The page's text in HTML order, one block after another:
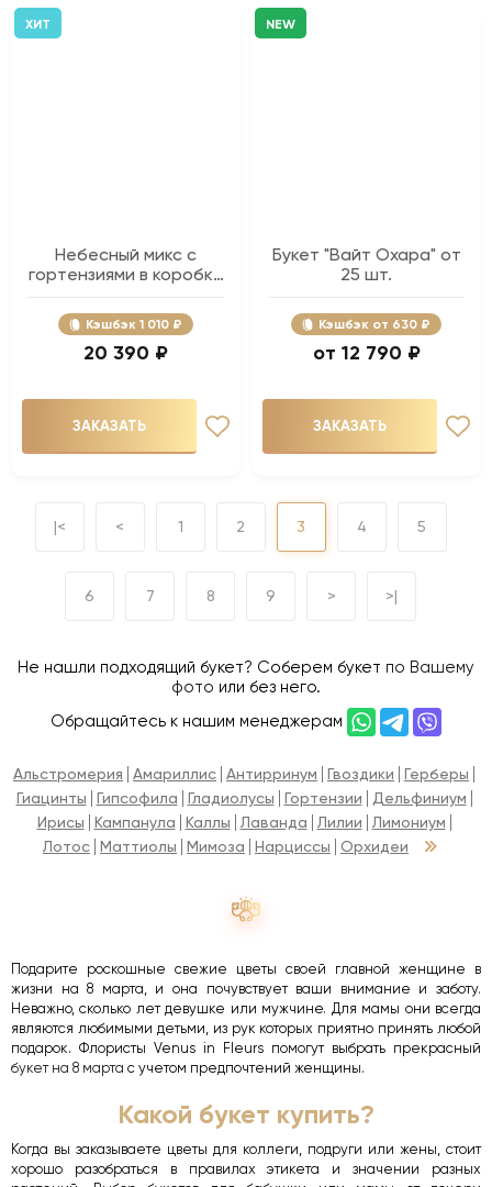
ХИТ
Небесный микс с
гортензиями в коробке
- 51 шт.
Кэшбэк 1 010 ₽
20 390 ₽
ЗАКАЗАТЬ
NEW
Букет "Вайт Охара" от
25 шт.
Кэшбэк 630 ₽
12 790 ₽
ЗАКАЗАТЬ
|< < 1 2 3 4 5
6 7 8 9 > >|
Не нашли подходящий букет? Соберем букет по Вашему
фото или без него.
Обращайтесь к нашим менеджерам
Альстромерия Амариллис Антирринум Гвоздики
Герберы
Гиацинты
Гипсофила Гладиолусы Гортензии
Дельфиниум
Ирисы
Кампанула Каллы Лаванда Лилии
Лимониум
Лотос Маттиолы Мимоза Нарциссы Орхидеи
Подарите роскошные свежие цветы своей главной женщине в
жизни на 8 марта, и она почувствует ваши внимание и заботу.
Неважно, сколько лет девушке или мужчине. Для мамы они всегда
являются любимыми детьми, из рук которых приятно принять любой
подарок. Флористы Venus in Fleurs помогут выбрать прекрасный
букет на 8 марта с учетом предпочтений женщины.
Какой букет купить?
Когда вы заказываете цветы для коллеги, подруги или жены, стоит
хорошо разобраться в правилах этикета и значении разных